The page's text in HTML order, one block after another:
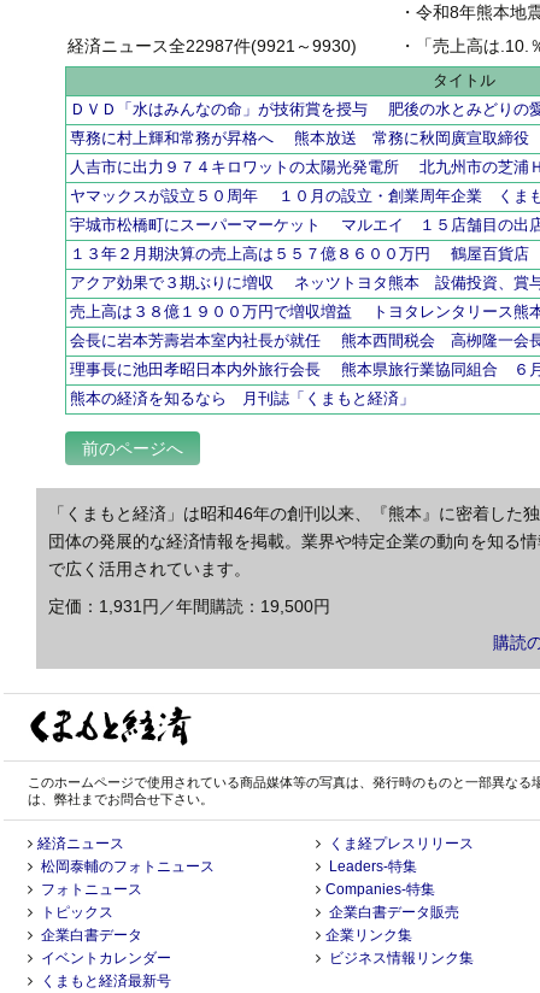
・令和8年熊本地
・
「売上高は.10.％増の
経済ニュース全22987件(9921～9930)
タイトル
ＤＶＤ「水はみんなの命」が技術賞を授与 肥後の水とみどり
専務に村上輝和常務が昇格へ 熊本放送 常務に秋岡廣宣取締役
人吉市に出力９７４キロワットの太陽光発電所 北九州市の芝
ヤマックスが設立５０周年 １０月の設立・創業周年企業 くま
宇城市松橋町にスーパーマーケット マルエイ １５店舗目の出
１３年２月期決算の売上高は５５７億８６００万円 鶴屋百貨
アクア効果で３期ぶりに増収 ネッツトヨタ熊本 設備投資、賞
売上高は３８億１９００万円で増収増益 トヨタレンタリース
会長に岩本芳壽岩本室内社長が就任 熊本西間税会 高栁隆一会
理事長に池田孝昭日本内外旅行会長 熊本県旅行業協同組合 ６
熊本の経済を知るなら 月刊誌「くまもと経済」
前のページへ
「くまもと経済」は昭和46年の創刊以来、『熊本』に密着し
団体の発展的な経済情報を掲載。業界や特定企業の動向を知る
で広く活用されています。
定価：1,931円／年間購読：19,500円
購読
このホームページで使用されている商品媒体等の写真は、発行時のものと一部異な
は、弊社までお問合せ下さい。
経済ニュース
松岡泰輔のフォトニュース
フォトニュース
トピックス
企業白書データ
イベントカレンダー
くまもと経済最新号
くま経プレスリリース
Leaders-特集
Companies-特集
企業白書データ販売
企業リンク集
ビジネス情報リンク集